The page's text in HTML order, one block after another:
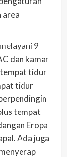
area
9
dan kamar
tempat tidur
tidur
tempat
Eropa
Ada juga